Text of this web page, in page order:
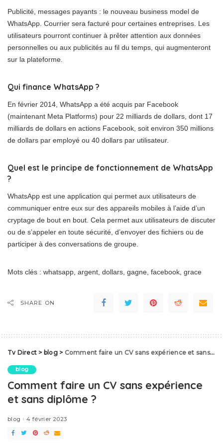
Publicité, messages payants : le nouveau business model de
WhatsApp. Courrier sera facturé pour certaines entreprises. Les
utilisateurs pourront continuer à prêter attention aux données
personnelles ou aux publicités au fil du temps, qui augmenteront
sur la plateforme.
Qui finance WhatsApp ?
En février 2014, WhatsApp a été acquis par Facebook
(maintenant Meta Platforms) pour 22 milliards de dollars, dont 17
milliards de dollars en actions Facebook, soit environ 350 millions
de dollars par employé ou 40 dollars par utilisateur.
Quel est le principe de fonctionnement de WhatsApp
?
WhatsApp est une application qui permet aux utilisateurs de
communiquer entre eux sur des appareils mobiles à l’aide d’un
cryptage de bout en bout. Cela permet aux utilisateurs de discuter
ou de s’appeler en toute sécurité, d’envoyer des fichiers ou de
participer à des conversations de groupe.
Mots clés : whatsapp, argent, dollars, gagne, facebook, grace
SHARE ON
Tv Direct > blog> Comment faire un CV sans expérience et sans diplôme ?
blog
Comment faire un CV sans expérience
et sans diplôme ?
blog 4 février 2023